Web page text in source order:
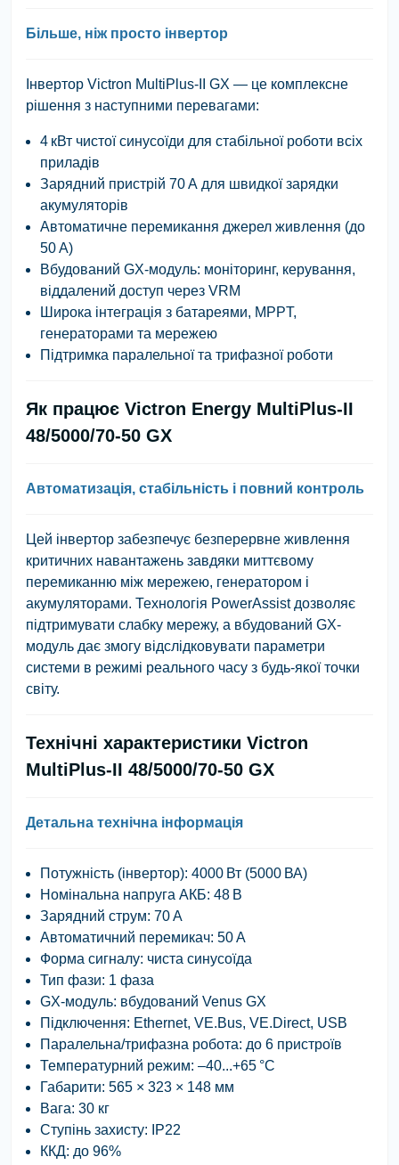
Більше, ніж просто інвертор
Інвертор Victron MultiPlus-II GX — це комплексне
рішення з наступними перевагами:
4 кВт чистої синусоїди для стабільної роботи всіх
приладів
Зарядний пристрій 70 А для швидкої зарядки
акумуляторів
Автоматичне перемикання джерел живлення (до
50 А)
Вбудований GX-модуль: моніторинг, керування,
віддалений доступ через VRM
Широка інтеграція з батареями, MPPT,
генераторами та мережею
Підтримка паралельної та трифазної роботи
Як працює Victron Energy MultiPlus-II
48/5000/70-50 GX
Автоматизація, стабільність і повний контроль
Цей інвертор забезпечує безперервне живлення
критичних навантажень завдяки миттєвому
перемиканню між мережею, генератором і
акумуляторами. Технологія PowerAssistдозволяє
підтримувати слабку мережу, а вбудований GX-
модуль дає змогу відслідковувати параметри
системи в режимі реального часу з будь-якої точки
світу.
Технічні характеристики Victron
MultiPlus-II 48/5000/70-50 GX
Детальна технічна інформація
Потужність (інвертор): 4000 Вт (5000 ВА)
Номінальна напруга АКБ: 48 В
Зарядний струм: 70 А
Автоматичний перемикач: 50 А
Форма сигналу: чиста синусоїда
Тип фази: 1 фаза
GX-модуль: вбудований Venus GX
Підключення: Ethernet, VE.Bus, VE.Direct, USB
Паралельна/трифазна робота: до 6 пристроїв
Температурний режим: –40...+65 °C
Габарити: 565 × 323 × 148 мм
Вага: 30 кг
Ступінь захисту: IP22
ККД: до 96%